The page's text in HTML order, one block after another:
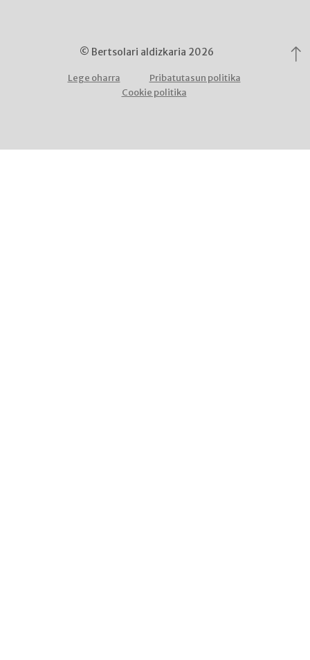
© Bertsolari aldizkaria 2026
Lege oharra
Pribatutasun politika
Cookie politika